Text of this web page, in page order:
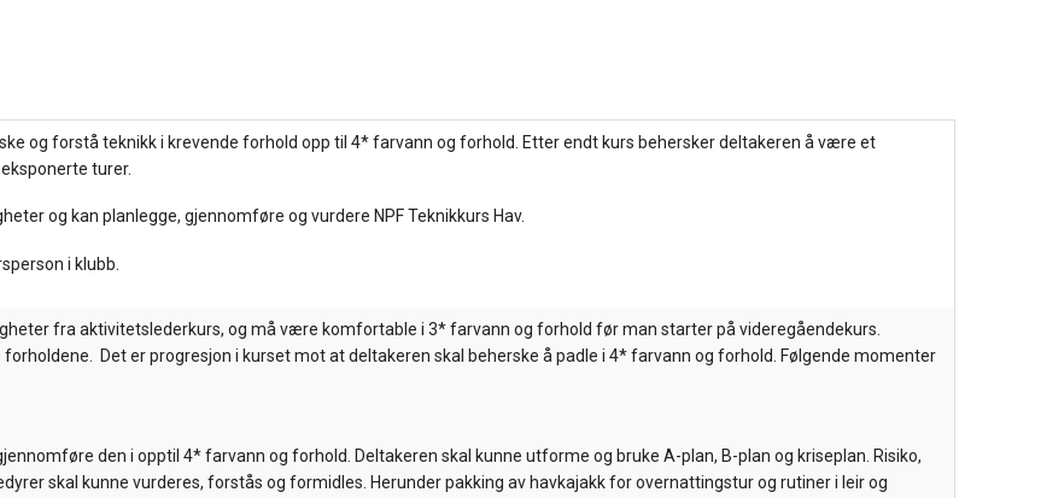
og forstå teknikk i krevende forhold opp til 4* farvann og forhold. Etter endt kurs behersker deltakeren å være et
turer.
og kan planlegge, gjennomføre og vurdere NPF Teknikkurs Hav.
i klubb.
fra aktivitetslederkurs, og må være komfortable i 3* farvann og forhold før man starter på videregåendekurs.
Det er progresjon i kurset mot at deltakeren skal beherske å padle i 4* farvann og forhold. Følgende momenter
den i opptil 4* farvann og forhold. Deltakeren skal kunne utforme og bruke A-plan, B-plan og kriseplan. Risiko,
skal kunne vurderes, forstås og formidles. Herunder pakking av havkajakk for overnattingstur og rutiner i leir og